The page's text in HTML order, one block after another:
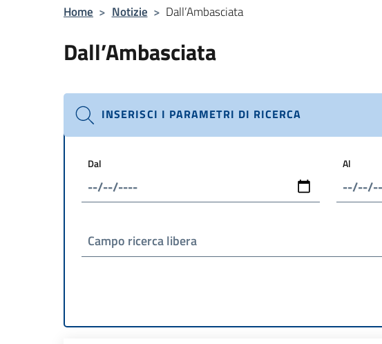
Home > Notizie > Dall’Ambasciata
Dall’Ambasciata
INSERISCI I PARAMETRI DI RICERCA
Dal Al
Campo ricerca libera